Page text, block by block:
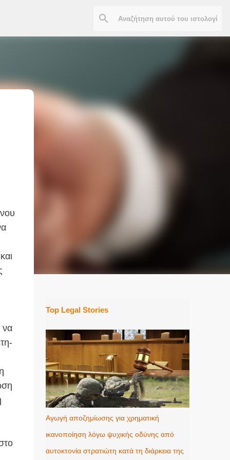
να
Top Legal Stories
Αγωγή αποζημίωσης για χρηματική
ικανοποίηση λόγω ψυχικής οδύνης από
αυτοκτονία στρατιώτη κατά τη διάρκεια της